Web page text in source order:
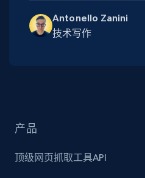
Antonello Zanini
技术写作
产品
顶级网页抓取工具API